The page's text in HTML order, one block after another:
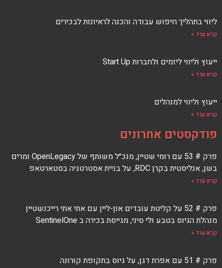
ליווי בתהליך חיפוש עבודה והכנה לראיונות לבכירים
קרא עוד »
ייעוץ וליווי ליזמים ולחברות Start Up
קרא עוד »
ייעוץ וליווי למנהלים
קרא עוד »
פודקסטים אחרונים
פרק # 53 עם רומי שטיין, מנכ״ל משותף של OpenLegacy ומרים
בשן, אנליסטית בקרן RDC, על בניית אסטרטגיה בסטארטאפ
קרא עוד »
פרק # 52 על קליטת עובדים און-ליין עם אתי אתי רייכנשטיין
מנהלת הגיוס בטבע ולי סיני, מגייסת בכירה ב SentinelOne
קרא עוד »
פרק # 51 עם אפרת דגן, על גיוס בתקופת קורונה